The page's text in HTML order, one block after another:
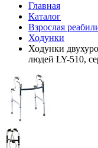
Главная
Каталог
Взрослая
Ходунки
Ходунки
людей LY-510,